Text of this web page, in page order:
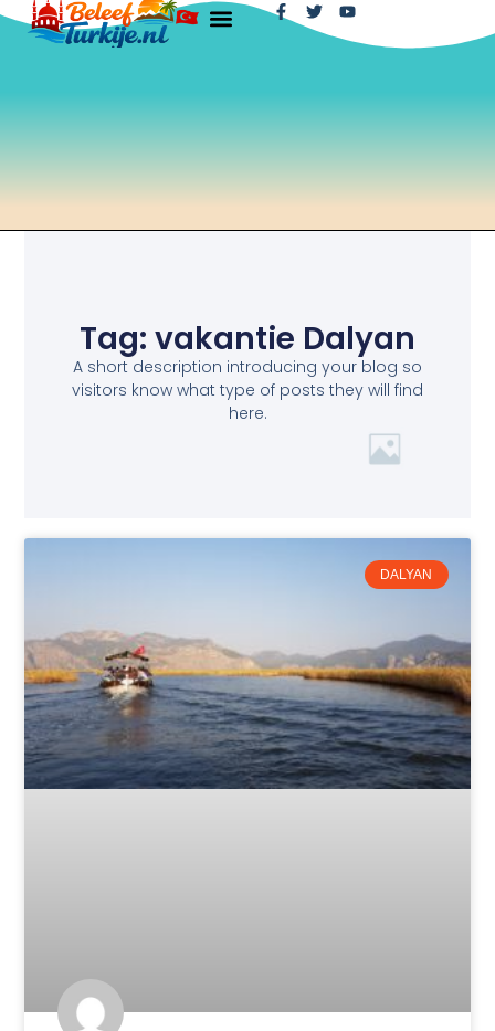
Tag: vakantie Dalyan
A short description introducing your blog so
visitors know what type of posts they will find
here.
DALYAN